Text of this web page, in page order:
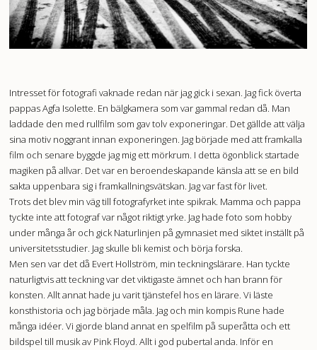
Intresset för fotografi vaknade redan när jag gick i sexan. Jag fick överta
pappas Agfa Isolette. En bälgkamera som var gammal redan då. Man
laddade den med rullfilm som gav tolv exponeringar. Det gällde att välja
sina motiv noggrant innan exponeringen. Jag började med att framkalla
film och senare byggde jag mig ett mörkrum. I detta ögonblick startade
magiken på allvar. Det var en beroendeskapande känsla att se en bild
sakta uppenbara sig i framkallningsvätskan. Jag var fast för livet.
Trots det blev min väg till fotografyrket inte spikrak. Mamma och pappa
tyckte inte att fotograf var något riktigt yrke. Jag hade foto som hobby
under många år och gick Naturlinjen på gymnasiet med siktet inställt på
universitetsstudier. Jag skulle bli kemist och börja forska.
Men sen var det då Evert Hollström, min teckningslärare. Han tyckte
naturligtvis att teckning var det viktigaste ämnet och han brann för
konsten. Allt annat hade ju varit tjänstefel hos en lärare. Vi läste
konsthistoria och jag började måla. Jag och min kompis Rune hade
många idéer. Vi gjorde bland annat en spelfilm på superåtta och ett
bildspel till musik av Pink Floyd. Allt i god pubertal anda. Inför en